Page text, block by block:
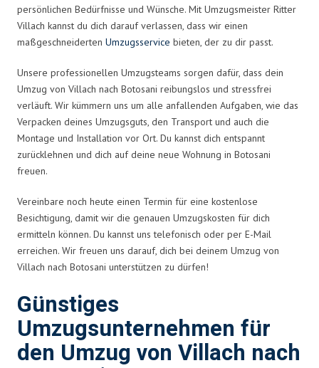
persönlichen Bedürfnisse und Wünsche. Mit Umzugsmeister Ritter
Villach kannst du dich darauf verlassen, dass wir einen
maßgeschneiderten Umzugsservice bieten, der zu dir passt.
Unsere professionellen Umzugsteams sorgen dafür, dass dein
Umzug von Villach nach Botosani reibungslos und stressfrei
verläuft. Wir kümmern uns um alle anfallenden Aufgaben, wie das
Verpacken deines Umzugsguts, den Transport und auch die
Montage und Installation vor Ort. Du kannst dich entspannt
zurücklehnen und dich auf deine neue Wohnung in Botosani
freuen.
Vereinbare noch heute einen Termin für eine kostenlose
Besichtigung, damit wir die genauen Umzugskosten für dich
ermitteln können. Du kannst uns telefonisch oder per E-Mail
erreichen. Wir freuen uns darauf, dich bei deinem Umzug von
Villach nach Botosani unterstützen zu dürfen!
Günstiges
Umzugsunternehmen für
den Umzug von Villach nach